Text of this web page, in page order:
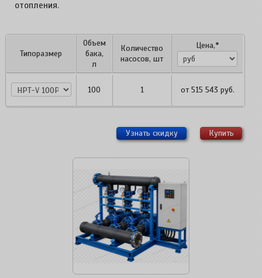
отопления.
Типоразмер
Объем
бака,
л
Количество
насосов, шт
Цена,*
HPT-V 100PM2
1P
100 1 от515 543 руб.
Узнать скидку Купить